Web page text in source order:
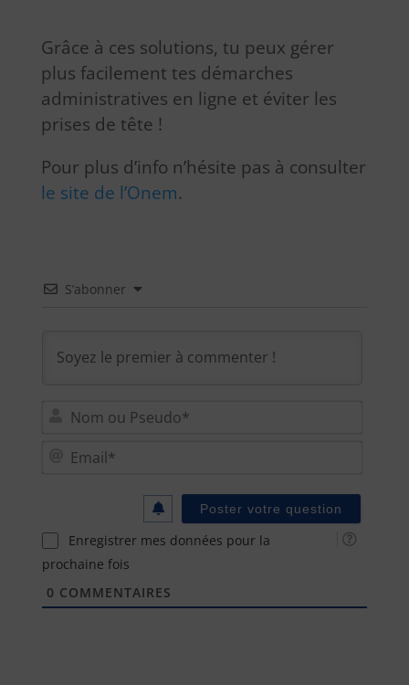
Grâce à ces solutions, tu peux gérer
plus facilement tes démarches
administratives en ligne et éviter les
prises de tête !
Pour plus d’info n’hésite pas à consulter
le site de l’Onem.
S’abonner
Enregistrer mes données pour la
prochaine fois
0 COMMENTAIRES